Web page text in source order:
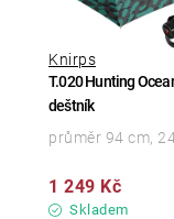
T.020 Hunting
deštník
Knirps
Skladem
1 249 Kč
průměr 94 cm,